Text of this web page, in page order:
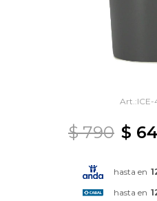
ICE-
$
$ 790
hasta en
hasta en